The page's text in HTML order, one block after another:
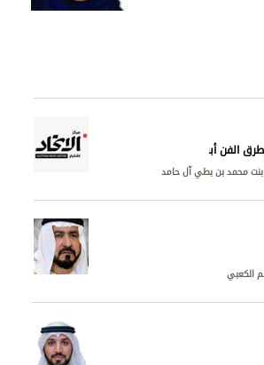
الفن أبواب المعرفة
محمد بن بطي آل حامد
الكعبي